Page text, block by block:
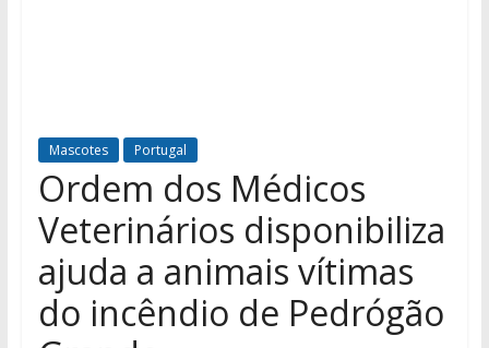
Mascotes Portugal
Ordem dos Médicos
Veterinários disponibiliza
ajuda a animais vítimas
do incêndio de Pedrógão